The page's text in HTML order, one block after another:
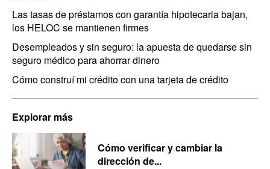
Las tasas de préstamos con garantía hipotecaria bajan,
los HELOC se mantienen firmes
Desempleados y sin seguro: la apuesta de quedarse sin
seguro médico para ahorrar dinero
Cómo construí mi crédito con una tarjeta de crédito
Explorar más
Cómo verificar y cambiar la
dirección de...